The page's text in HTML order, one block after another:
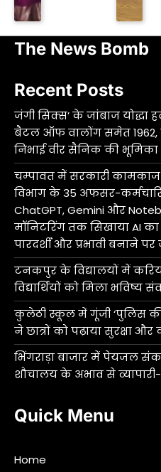
The News Bomb
Recent Posts
जंगी सिक्स’ के जांबाज
बैटल ऑफ वालोंग समेत 1962,
निभाई वीर सैनिक की भूमिका
चम्पावत में सरकारी कामकाज
विभाग के 35 अफसर-
ChatGPT, Gemini और
मॉनिटरिंग तक सिखाया AI
पारदर्शी और प्रभावी बनाने पर
टनकपुर के विद्यालयों में
विद्यार्थियों को मिला भविष्य
कुलेठी स्कूल में गूंजी ‘पुलिस की
ने छात्रों को पढ़ाया सुरक्षा
भिंगराड़ा बाजार में पेयजल
शौचालय के अभाव से
Quick Menu
Home